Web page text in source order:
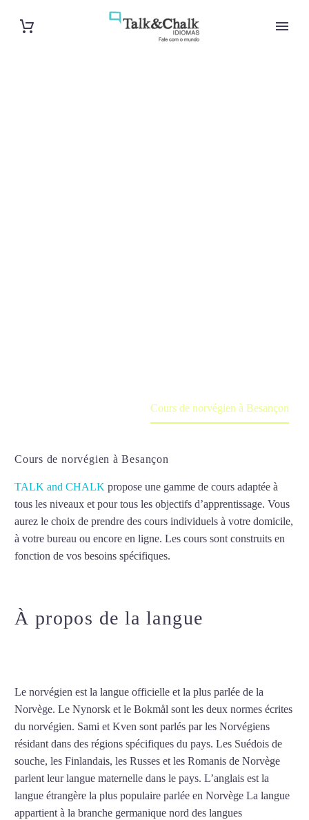
Cours de norvégien à Besançon
Cours de norvégien à Besançon
TALK and CHALK propose une gamme de cours adaptée à
tous les niveaux et pour tous les objectifs d’apprentissage. Vous
aurez le choix de prendre des cours individuels à votre domicile,
à votre bureau ou encore en ligne. Les cours sont construits en
fonction de vos besoins spécifiques.
À propos de la langue
Le norvégien est la langue officielle et la plus parlée de la
Norvège. Le Nynorsk et le Bokmål sont les deux normes écrites
du norvégien. Sami et Kven sont parlés par les Norvégiens
résidant dans des régions spécifiques du pays. Les Suédois de
souche, les Finlandais, les Russes et les Romanis de Norvège
parlent leur langue maternelle dans le pays. L’anglais est la
langue étrangère la plus populaire parlée en Norvège La langue
appartient à la branche germanique nord des langues